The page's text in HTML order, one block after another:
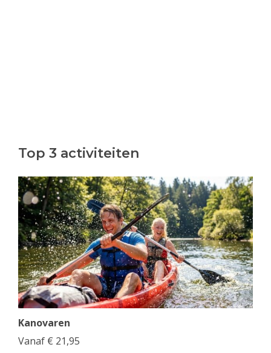
Top 3 activiteiten
Kanovaren
Vanaf € 21,95